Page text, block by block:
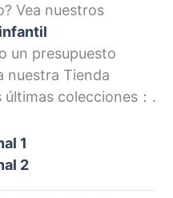
Vea nuestros
un presupuesto
nuestra Tienda
colecciones：.
1
2